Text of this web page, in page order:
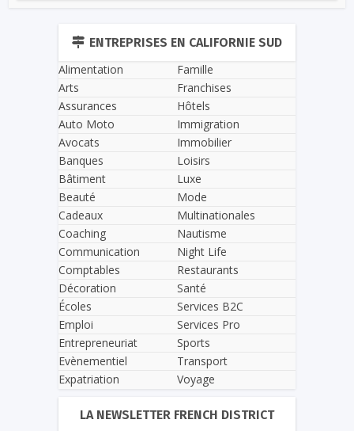
ENTREPRISES EN CALIFORNIE SUD
Alimentation
Arts
Assurances
Auto Moto
Avocats
Banques
Bâtiment
Beauté
Cadeaux
Coaching
Communication
Comptables
Décoration
Écoles
Emploi
Entrepreneuriat
Evènementiel
Expatriation
Famille
Franchises
Hôtels
Immigration
Immobilier
Loisirs
Luxe
Mode
Multinationales
Nautisme
Night Life
Restaurants
Santé
Services B2C
Services Pro
Sports
Transport
Voyage
LA NEWSLETTER FRENCH DISTRICT